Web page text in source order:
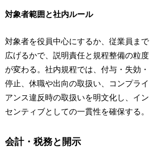
対象者範囲と社内ルール
対象者を役員中心にするか、従業員まで
広げるかで、説明責任と規程整備の粒度
が変わる。社内規程では、付与・失効・
停止、休職や出向の取扱い、コンプライ
アンス違反時の取扱いを明文化し、イン
センティブとしての一貫性を確保する。
会計・税務と開示